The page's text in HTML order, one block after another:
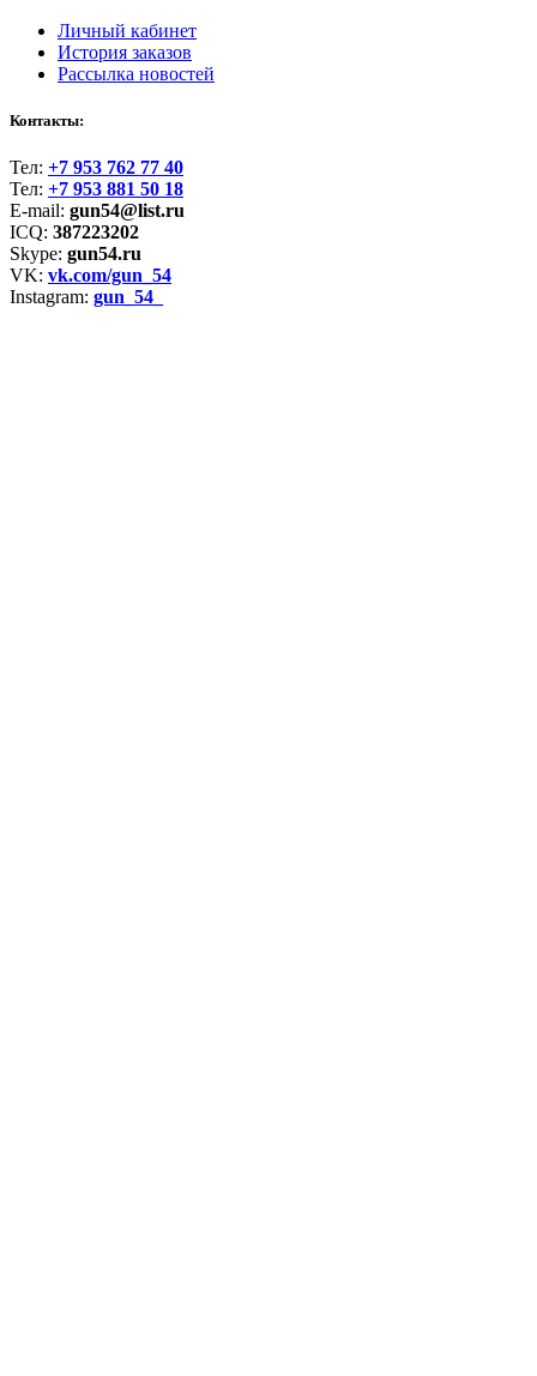
Личный кабинет
История заказов
Рассылка новостей
Контакты:
Тел: +7 953 762 77 40
Тел: +7 953 881 50 18
E-mail: gun54@list.ru
ICQ: 387223202
Skype: gun54.ru
VK: vk.com/gun_54
Instagram: gun_54_